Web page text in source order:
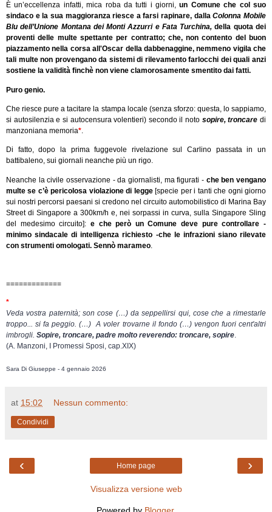
È un’eccellenza infatti, mica roba da tutti i giorni, un Comune che col suo
sindaco e la sua maggioranza riesce a farsi rapinare, dalla Colonna Mobile
Blu dell’Unione Montana dei Monti Azzurri e Fata Turchina,della quota dei
proventi delle multe spettante per contratto; che, non contento del buon
piazzamento nella corsa all'Oscar della dabbenaggine, nemmeno vigila che
tali multe non provengano da sistemi di rilevamento farlocchi dei quali anzi
sostiene la validità finchè non viene clamorosamente smentito dai fatti.
Puro genio.
Che riesce pure a tacitare la stampa locale (senza sforzo: questa, lo sappiamo,
si autosilenzia e si autocensura volentieri) secondo il noto sopire, troncare di
manzoniana memoria*.
Di fatto, dopo la prima fuggevole rivelazione sul Carlino passata in un
battibaleno, sui giornali neanche più un rigo.
Neanche la civile osservazione - da giornalisti, ma figurati - che ben vengano
multe se c’è pericolosa violazione di legge [specie per i tanti che ogni giorno
sui nostri percorsi paesani si credono nel circuito automobilistico di Marina Bay
Street di Singapore a 300km/h e, nei sorpassi in curva, sulla Singapore Sling
del medesimo circuito]: e che però un Comune deve pure controllare -
minimo sindacale di intelligenza richiesto -che le infrazioni siano rilevate
con strumenti omologati. Sennò marameo
=============
*
Veda vostra paternità; son cose (…) da seppellirsi qui, cose che a rimestarle
troppo... si fa peggio. (…) A voler trovarne il fondo (…) vengon fuori cent'altri
imbrogli. Sopire, troncare, padre molto reverendo: troncare, sopire.
(A. Manzoni, I Promessi Sposi, cap.XIX)
Sara Di Giuseppe - 4 gennaio 2026
at 15:02 Nessun commento:
Condividi
‹ ›
Home page
Visualizza versione web